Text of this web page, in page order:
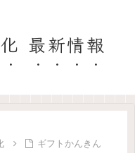
最新情報
ギフトかんきん